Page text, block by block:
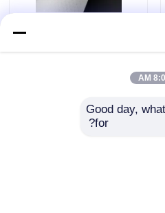
النجم لكرة القدم
8:08
Good day,
for?